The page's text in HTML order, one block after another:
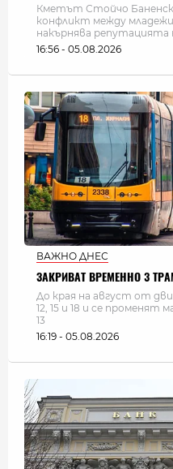
Кметът Стойчо
конфликт между
накърнява репутацията
16:56 - 05.08.2026
ВАЖНО ДНЕС
ЗАКРИВАТ ВРЕМЕННО 3
До края на август от
12, 15 и 18 и се
13
16:19 - 05.08.2026